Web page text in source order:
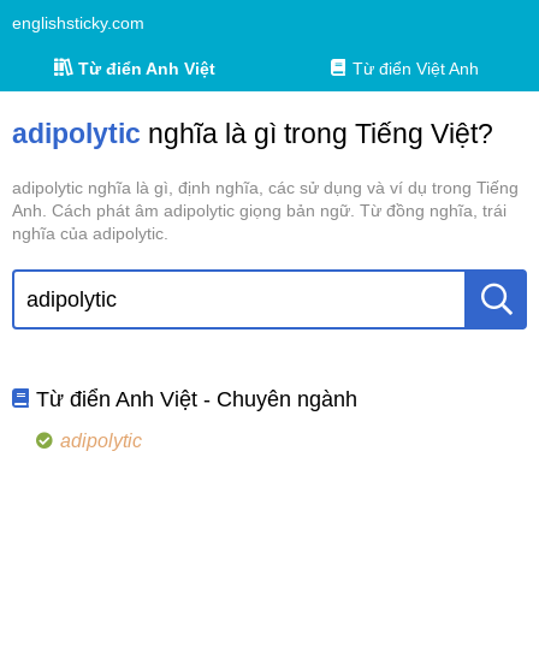
englishsticky.com
Từ điển Anh Việt Từ điển Việt Anh
adipolytic nghĩa là gì trong Tiếng Việt?
adipolytic nghĩa là gì, định nghĩa, các sử dụng và ví dụ trong Tiếng
Anh. Cách phát âm adipolytic giọng bản ngữ. Từ đồng nghĩa, trái
nghĩa của adipolytic.
Từ điển Anh Việt - Chuyên ngành
adipolytic